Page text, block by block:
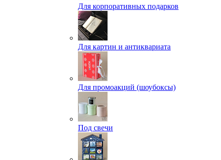
Для корпоративных подарков
Для картин и антиквариата
Для промоакций (шоубоксы)
Под свечи